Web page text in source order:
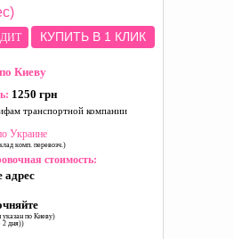
КУПИТЬ В 1 КЛИК
по Киеву
1250 грн
транспортной компании
Украине
комп. перевозч.)
стоимость:
адрес
указан по Киеву)
2 дня))